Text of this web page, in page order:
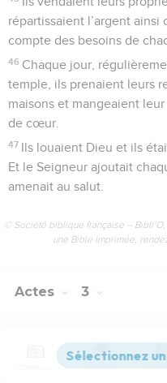
répartissaient l’argent
compte des besoins de
46 Chaque jour,
temple, ils prenaient leurs
maisons et mangeaient
de cœur.
47 Ils louaient Dieu et ils
Et le Seigneur ajoutait
amenait au salut.
© Société biblique française –
une Bible imprimée,
Actes 3
Seuls les Évangiles sont
Versions